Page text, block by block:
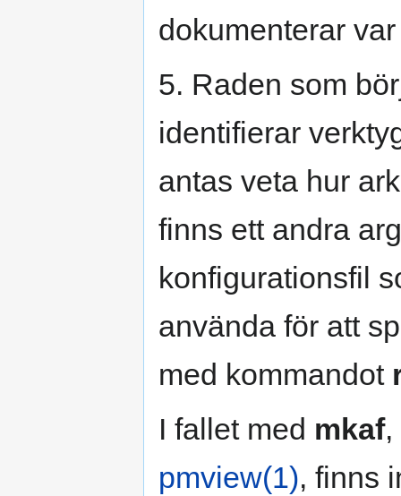
dokumenterar
5. Raden som
identifierar
antas veta hur
finns ett andra
konfigurationsfil
använda för att
med kommandot
I fallet med mkaf,
pmview(1), finns